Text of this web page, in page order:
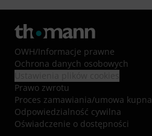
OWH/Informacje prawne
Ochrona danych osobowych
Prawo zwrotu
Proces zamawiania/umowa kupna
Odpowiedzialność cywilna
Oświadczenie o dostępności